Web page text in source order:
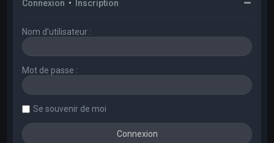
Connexion • Inscription
Nom d’utilisateur :
Mot de passe :
Se souvenir de moi